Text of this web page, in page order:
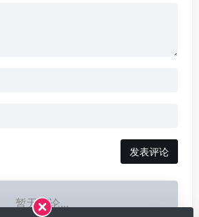
发表评论
暂无评论...